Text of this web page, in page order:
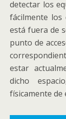
detectar los
fácilmente los
está fuera de
punto de
estar
dicho
físicamente de